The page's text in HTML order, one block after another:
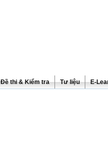
Đề thi & Kiểm tra Tư liệu E-